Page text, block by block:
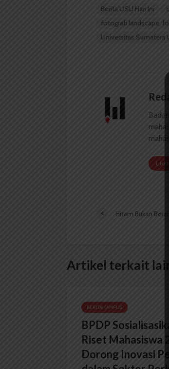
Berita USU Hari Ini
fotografi landscape.
Universitas Sumatera
Hitam Bukan
Artikel terkait lain
BERITA KAMPUS
BPDP
Riset Mahasiswa
Dorong Inovasi